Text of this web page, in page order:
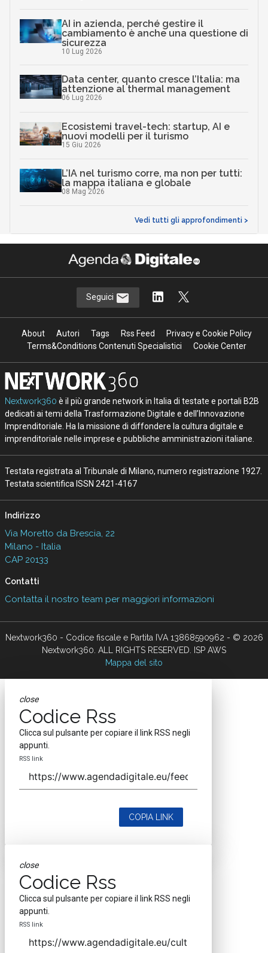
AI in azienda, perché gestire il
cambiamento è anche una questione di
sicurezza
10 Lug 2026
Data center, quanto cresce l’Italia: ma
attenzione al thermal management
06 Lug 2026
Ecosistemi travel-tech: startup, AI e
nuovi modelli per il turismo
15 Giu 2026
L’IA nel turismo corre, ma non per tutti:
la mappa italiana e globale
08 Mag 2026
Vedi tutti gli approfondimenti >
Seguici
About Autori Tags Rss Feed
Privacy e Cookie Policy
Terms&Conditions Contenuti Specialistici
Cookie Center
Nextwork360 è il più grande network in Italia di testate e portali B2B
dedicati ai temi della Trasformazione Digitale e dell’Innovazione
Imprenditoriale. Ha la missione di diffondere la cultura digitale e
imprenditoriale nelle imprese e pubbliche amministrazioni italiane.
Testata registrata al Tribunale di Milano, numero registrazione 1927.
Testata scientifica ISSN 2421-4167
Indirizzo
Via Moretto da Brescia, 22
Milano - Italia
CAP 20133
Contatti
Contatta il nostro team per maggiori informazioni
Nextwork360 - Codice fiscale e Partita IVA 13868590962 - © 2026
Nextwork360. ALL RIGHTS RESERVED. ISP AWS
Mappa del sito
close
Codice Rss
Clicca sul pulsante per copiare il link RSS negli
appunti.
RSS link
COPIA LINK
close
Codice Rss
Clicca sul pulsante per copiare il link RSS negli
appunti.
RSS link